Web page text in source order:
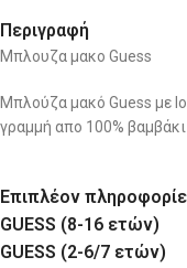
Περιγραφή
Μπλουζα μακο Guess
Μπλούζα μακό Guess με
γραμμή απο 100% βαμβάκι
Επιπλέον
GUESS (8-16 ετών)
GUESS (2-6/7 ετών)